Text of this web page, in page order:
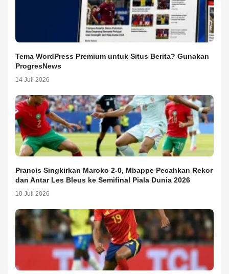
Tema WordPress Premium untuk Situs Berita? Gunakan
ProgresNews
14 Juli 2026
Prancis Singkirkan Maroko 2-0, Mbappe Pecahkan Rekor
dan Antar Les Bleus ke Semifinal Piala Dunia 2026
10 Juli 2026